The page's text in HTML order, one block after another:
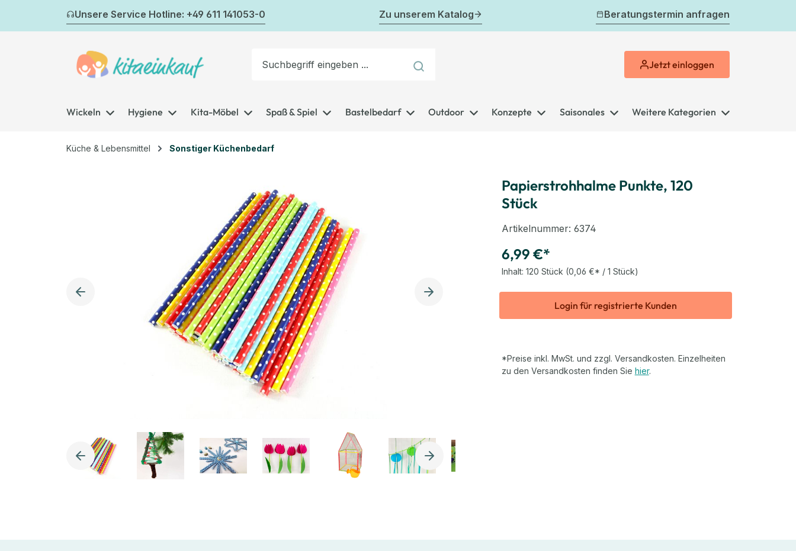
Hauptinhalt springen
Zur Suche springen
Zur Hauptnavigation springen
Unsere Service Hotline: +49 611 141053-0 Zu unserem Katalog Beratungstermin anfragen
Jetzteinloggen
Wickeln Hygiene Kita-Möbel Spaß & Spiel Bastelbedarf Outdoor Konzepte Saisonales Weitere Kategorien
Küche & Lebensmittel Sonstiger Küchenbedarf
Papierstrohhalme Punkte, 120
Stück
Artikelnummer: 6374
6,99 €*
Inhalt: 120 Stück (0,06 €* / 1 Stück)
Login für registrierte Kunden
*Preise inkl. MwSt. und zzgl. Versandkosten. Einzelheiten
zu den Versandkosten finden Sie hier.